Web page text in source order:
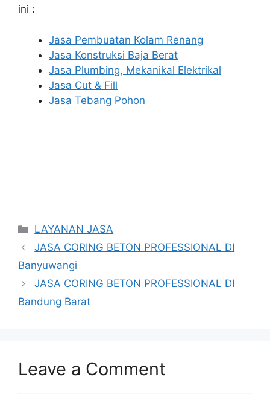
ini :
Jasa Pembuatan Kolam Renang
Jasa Konstruksi Baja Berat
Jasa Plumbing, Mekanikal Elektrikal
Jasa Cut & Fill
Jasa Tebang Pohon
Categories
LAYANAN JASA
JASA CORING BETON PROFESSIONAL DI
Banyuwangi
JASA CORING BETON PROFESSIONAL DI
Bandung Barat
Leave a Comment